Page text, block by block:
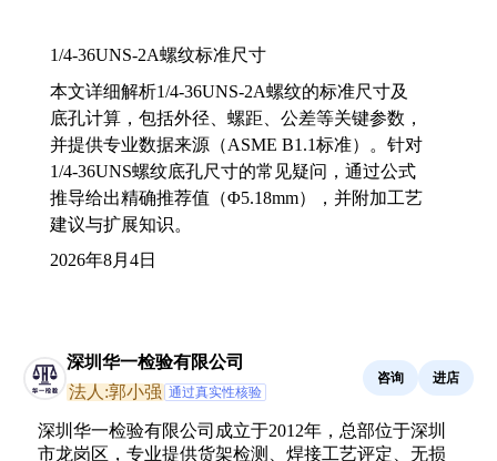
1/4-36UNS-2A螺纹标准尺寸
本文详细解析1/4-36UNS-2A螺纹的标准尺寸及
底孔计算，包括外径、螺距、公差等关键参数，
并提供专业数据来源（ASME B1.1标准）。针对
1/4-36UNS螺纹底孔尺寸的常见疑问，通过公式
推导给出精确推荐值（Φ5.18mm），并附加工艺
建议与扩展知识。
2026年8月4日
深圳华一检验有限公司
法人:郭小强 通过真实性核验
咨询 进店
深圳华一检验有限公司成立于2012年，总部位于深圳
市龙岗区，专业提供货架检测、焊接工艺评定、无损